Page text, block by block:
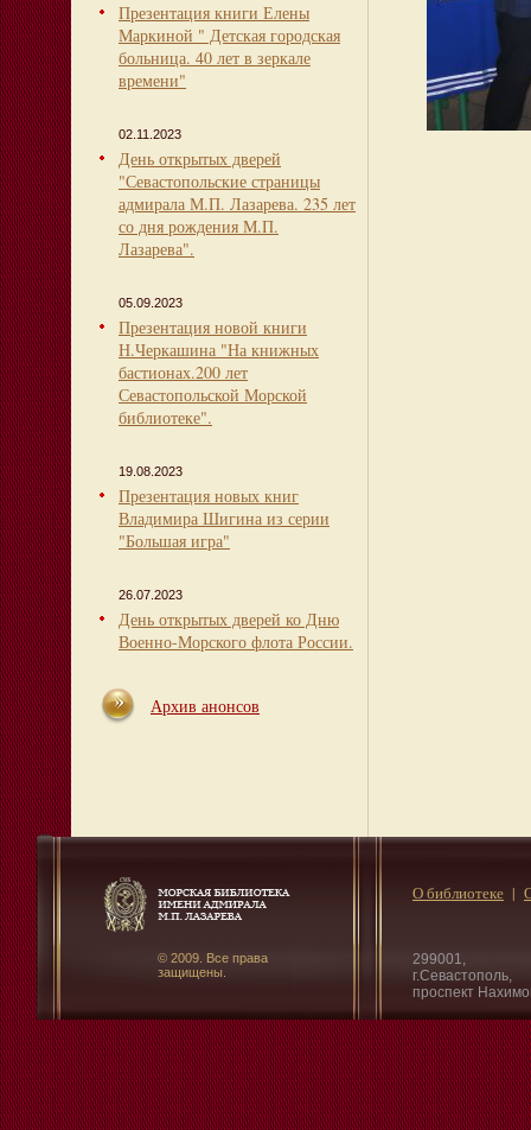
Презентация книги Елены
Маркиной " Детская городская
больница. 40 лет в зеркале
времени"
02.11.2023
День открытых дверей
"Севастопольские страницы
адмирала М.П. Лазарева. 235 лет
со дня рождения М.П.
Лазарева".
05.09.2023
Презентация новой книги
Н.Черкашина "На книжных
бастионах.200 лет
Севастопольской Морской
библиотеке".
19.08.2023
Презентация новых книг
Владимира Шигина из серии
"Большая игра"
26.07.2023
День открытых дверей ко Дню
Военно-Морского флота России.
Архив анонсов
© 2009. Все права
защищены.
299001,
г.Севастополь,
проспект
О библиотеке